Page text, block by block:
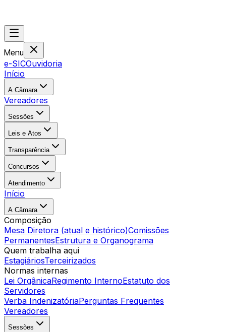
Menu
e-SICOuvidoria
Início
A Câmara
Vereadores
Sessões
Leis e Atos
Transparência
Concursos
Atendimento
Início
A Câmara
Composição
Mesa Diretora (atual e histórico)Comissões
PermanentesEstrutura e Organograma
Quem trabalha aqui
EstagiáriosTerceirizados
Normas internas
Lei OrgânicaRegimento InternoEstatuto dos
Servidores
Verba IndenizatóriaPerguntas Frequentes
Vereadores
Sessões